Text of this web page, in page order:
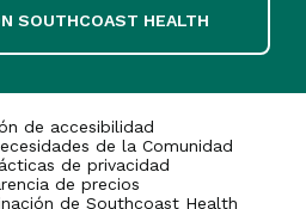
SOUTHCOAST HEALTH
de accesibilidad
de la Comunidad
de privacidad
de precios
de Southcoast Health